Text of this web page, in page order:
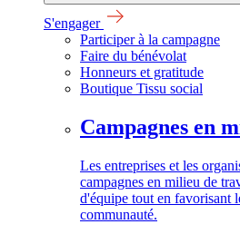
S'engager
Participer à la campagne
Faire du bénévolat
Honneurs et gratitude
Boutique Tissu social
Campagnes en
Les entreprises et les
campagnes en milieu de
d'équipe tout en favorisant
communauté.